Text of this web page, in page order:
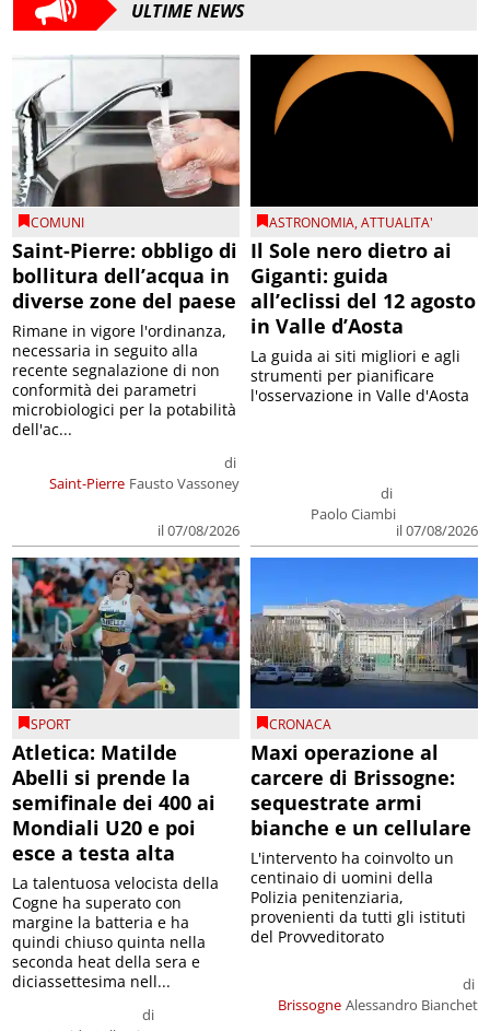
ULTIME NEWS
COMUNI
Saint-Pierre: obbligo di
bollitura dell’acqua in
diverse zone del paese
Saint-Pierre
di
Fausto Vassoney
il 07/08/2026
Rimane in vigore l'ordinanza,
necessaria in seguito alla
recente segnalazione di non
conformità dei parametri
microbiologici per la potabilità
dell'ac...
ASTRONOMIA,ATTUALITA'
Il Sole nero dietro ai
Giganti: guida
all’eclissi del 12 agosto
in Valle d’Aosta
di
Paolo Ciambi
il 07/08/2026
La guida ai siti migliori e agli
strumenti per pianificare
l'osservazione in Valle d'Aosta
SPORT
Atletica: Matilde
Abelli si prende la
semifinale dei 400 ai
Mondiali U20 e poi
esce a testa alta
di
La talentuosa velocista della
Cogne ha superato con
margine la batteria e ha
quindi chiuso quinta nella
seconda heat della sera e
diciassettesima nell...
CRONACA
Maxi operazione al
carcere di Brissogne:
sequestrate armi
bianche e un cellulare
Brissogne
di
Alessandro Bianchet
L'intervento ha coinvolto un
centinaio di uomini della
Polizia penitenziaria,
provenienti da tutti gli istituti
del Provveditorato